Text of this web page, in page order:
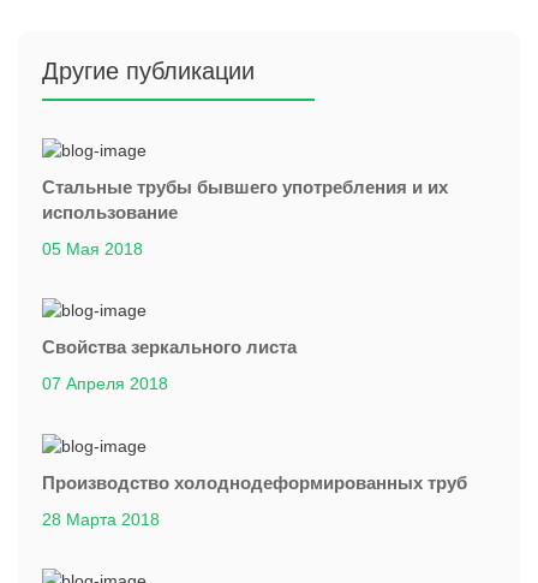
Другие публикации
Стальные трубы бывшего употребления и их
использование
05 Мая 2018
Свойства зеркального листа
07 Апреля 2018
Производство холоднодеформированных труб
28 Марта 2018